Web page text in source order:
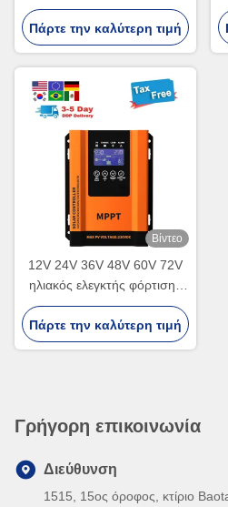
οθόνη LCD Ηλιακός
ρυθμιστής φόρτισης
μπαταρίας
Πάρτε την καλύτερη τιμή
Βίντεο
12V 24V 36V 48V 60V 72V
ηλιακός ελεγκτής φόρτισης
30A με οθόνη LCD
Πάρτε την καλύτερη τιμή
Γρήγορη επικοινωνία
Διεύθυνση
1515, 15ος όροφος, κτίριο